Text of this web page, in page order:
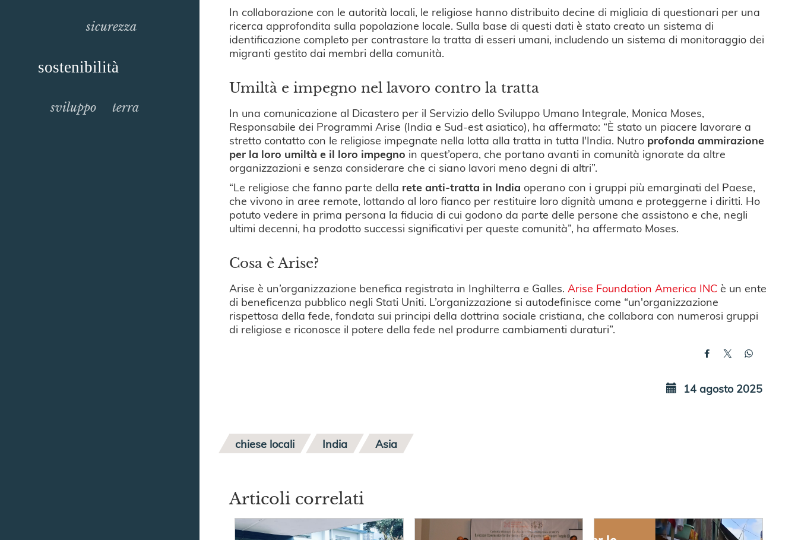
sicurezza
sostenibilità
sviluppo terra
In collaborazione con le autorità locali, le religiose hanno distribuito decine di migliaia di questionari per una
ricerca approfondita sulla popolazione locale. Sulla base di questi dati è stato creato un sistema di
identificazione completo per contrastare la tratta di esseri umani, includendo un sistema di monitoraggio dei
migranti gestito dai membri della comunità.
Umiltà e impegno nel lavoro contro la tratta
In una comunicazione al Dicastero per il Servizio dello Sviluppo Umano Integrale, Monica Moses,
Responsabile dei Programmi Arise (India e Sud-est asiatico), ha affermato: “È stato un piacere lavorare a
stretto contatto con le religiose impegnate nella lotta alla tratta in tutta l'India. Nutro profonda ammirazione
per la loro umiltà e il loro impegno in quest’opera, che portano avanti in comunità ignorate da altre
organizzazioni e senza considerare che ci siano lavori meno degni di altri”.
“Le religiose che fanno parte della rete anti-tratta in India operano con i gruppi più emarginati del Paese,
che vivono in aree remote, lottando al loro fianco per restituire loro dignità umana e proteggerne i diritti. Ho
potuto vedere in prima persona la fiducia di cui godono da parte delle persone che assistono e che, negli
ultimi decenni, ha prodotto successi significativi per queste comunità”, ha affermato Moses.
Cosa è Arise?
Arise è un’organizzazione benefica registrata in Inghilterra e Galles. Arise Foundation America INC è un ente
di beneficenza pubblico negli Stati Uniti. L’organizzazione si autodefinisce come “un'organizzazione
rispettosa della fede, fondata sui principi della dottrina sociale cristiana, che collabora con numerosi gruppi
di religiose e riconosce il potere della fede nel produrre cambiamenti duraturi”.
14 agosto 2025
chiese locali India Asia
Articoli correlati